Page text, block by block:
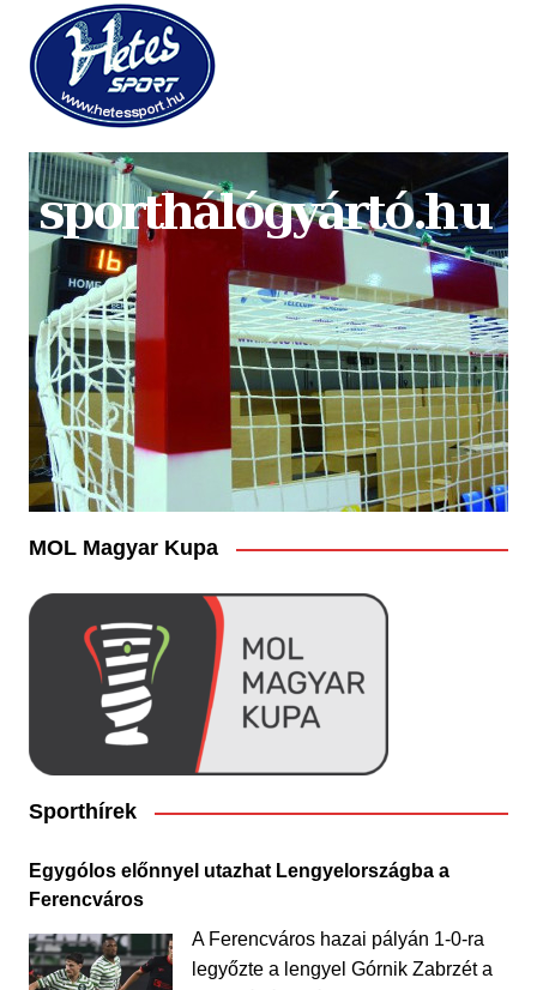
MOL Magyar Kupa
Sporthírek
Egygólos előnnyel utazhat Lengyelországba a
Ferencváros
A Ferencváros hazai pályán 1-0-ra
legyőzte a lengyel Górnik Zabrzét a